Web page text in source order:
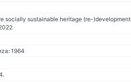
socially sustainable heritage (re-)development
1964